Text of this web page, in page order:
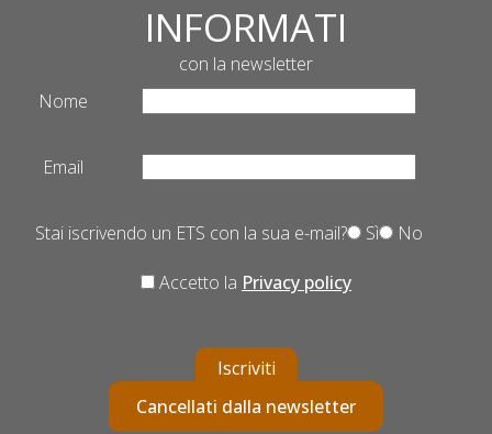
INFORMATI
con la newsletter
Nome
Email
Stai iscrivendo un ETS con la sua e-mail? Sì No
Accetto la Privacy policy
Iscriviti
Cancellati dalla newsletter